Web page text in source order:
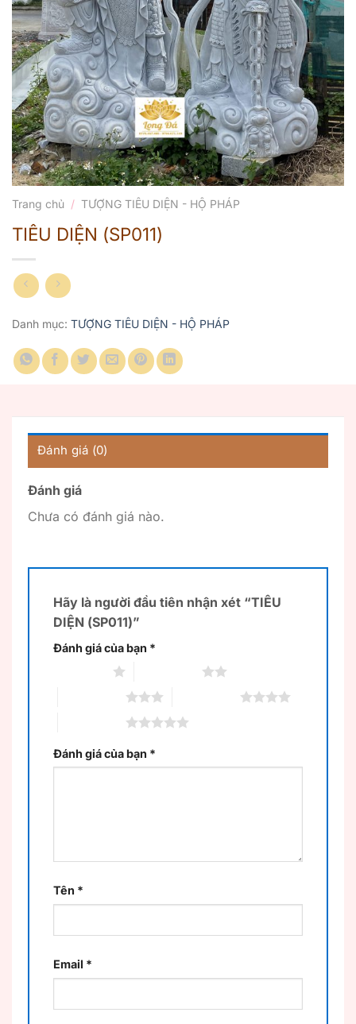
Trang chủ / TƯỢNG TIÊU DIỆN - HỘ PHÁP
TIÊU DIỆN (SP011)
Danh mục: TƯỢNG TIÊU DIỆN - HỘ PHÁP
Đánh giá (0)
Đánh giá
Chưa có đánh giá nào.
Hãy là người đầu tiên nhận xét “TIÊU
DIỆN (SP011)”
Đánh giá của bạn *
Đánh giá của bạn *
Tên *
Email *